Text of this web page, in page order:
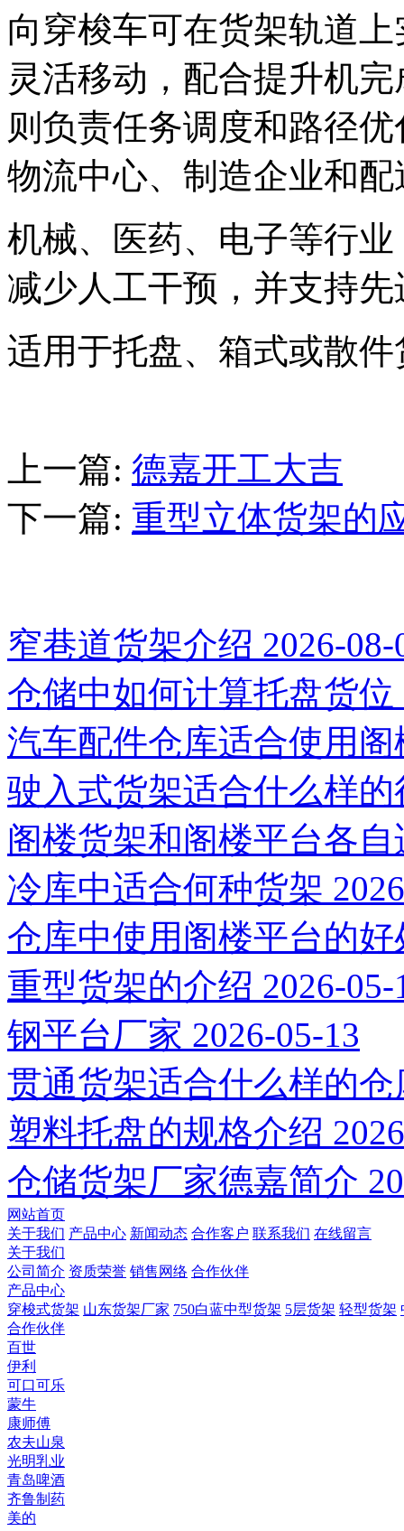
向穿梭车可在货架轨道
灵活移动，配合提升机
则负责任务调度和路径优
物流中心、制造企业和
机械、医药、电子等行
减少人工干预，并支持
适用于托盘、箱式或散
上一篇: 德嘉开工大吉
下一篇: 重型立体货架的
窄巷道货架介绍 2026-08-
仓储中如何计算托盘货位
汽车配件仓库适合使用
驶入式货架适合什么样的
阁楼货架和阁楼平台各
冷库中适合何种货架
仓库中使用阁楼平台的好
重型货架的介绍 2026-05-
钢平台厂家 2026-05-13
贯通货架适合什么样的仓
塑料托盘的规格介绍
仓储货架厂家德嘉简介
网站首页
关于我们 产品中心 新闻动态 合作客户 联系我们 在线留言
关于我们
公司简介 资质荣誉 销售网络 合作伙伴
产品中心
穿梭式货架 山东货架厂家 750白蓝中型货架 5层货架 轻型货架
合作伙伴
百世
伊利
可口可乐
蒙牛
康师傅
农夫山泉
光明乳业
青岛啤酒
齐鲁制药
美的